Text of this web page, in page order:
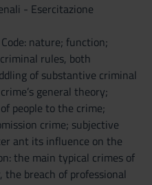
- Esercitazione
nature; function;
rules, both
of substantive criminal
general theory;
people to the crime;
crime; subjective
ant its influence on the
the main typical crimes of
breach of professional